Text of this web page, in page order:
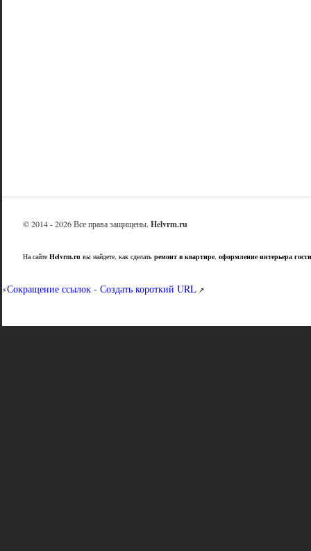
© 2014 - 2026 Все права защищены. Helvrm.ru
На сайте Helvrm.ru вы найдете, как сделать ремонт в квартире, оформление интерьера
⚡Сокращение ссылок - Создать короткий URL↗